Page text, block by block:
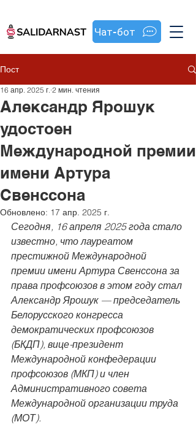
Чат-бот
Пост
Александр Ярошук
удостоен
Международной премии
имени Артура
Свенссона
16 апр. 2025 г. 2 мин. чтения
Обновлено: 17 апр. 2025 г.
Сегодня, 16 апреля 2025 года стало
известно, что лауреатом
престижной Международной
премии имени Артура Свенссона за
права профсоюзов в этом году стал
Александр Ярошук — председатель
Белорусского конгресса
демократических профсоюзов
(БКДП), вице-президент
Международной конфедерации
профсоюзов (МКП) и член
Административного совета
Международной организации труда
(МОТ).